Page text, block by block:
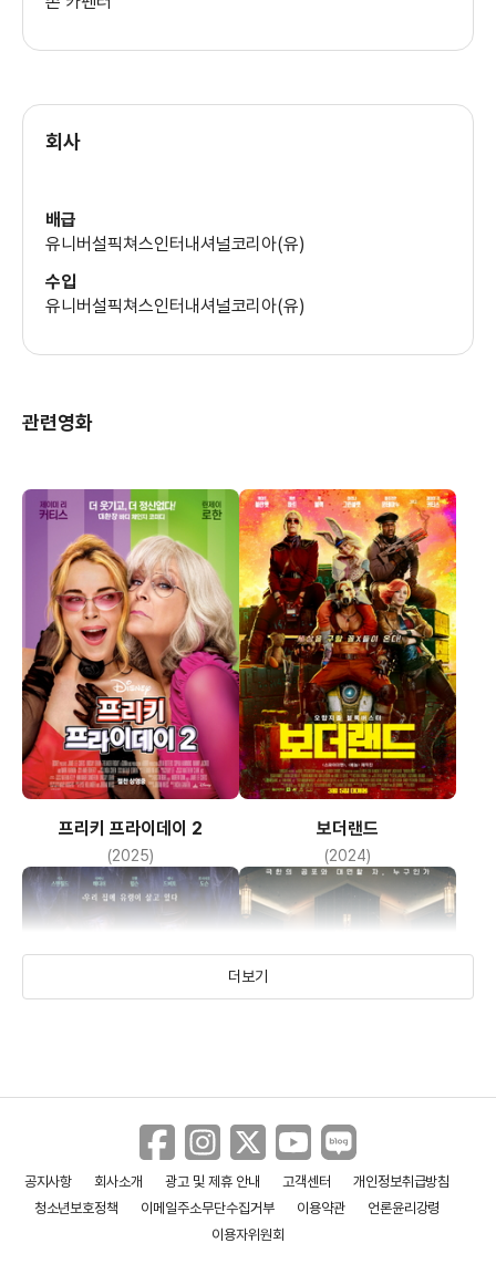
회사
배급
유니버설픽쳐스인터내셔널코리아(유)
수입
유니버설픽쳐스인터내셔널코리아(유)
관련영화
프리키 프라이데이 2
(2025)
보더랜드
(2024)
헌티드 맨션 엑소시스트: 믿는 자
더보기
공지사항 회사소개 광고 및 제휴 안내 고객센터
개인정보취급방침
청소년보호정책
이메일주소무단수집거부 이용약관
언론윤리강령
이용자위원회